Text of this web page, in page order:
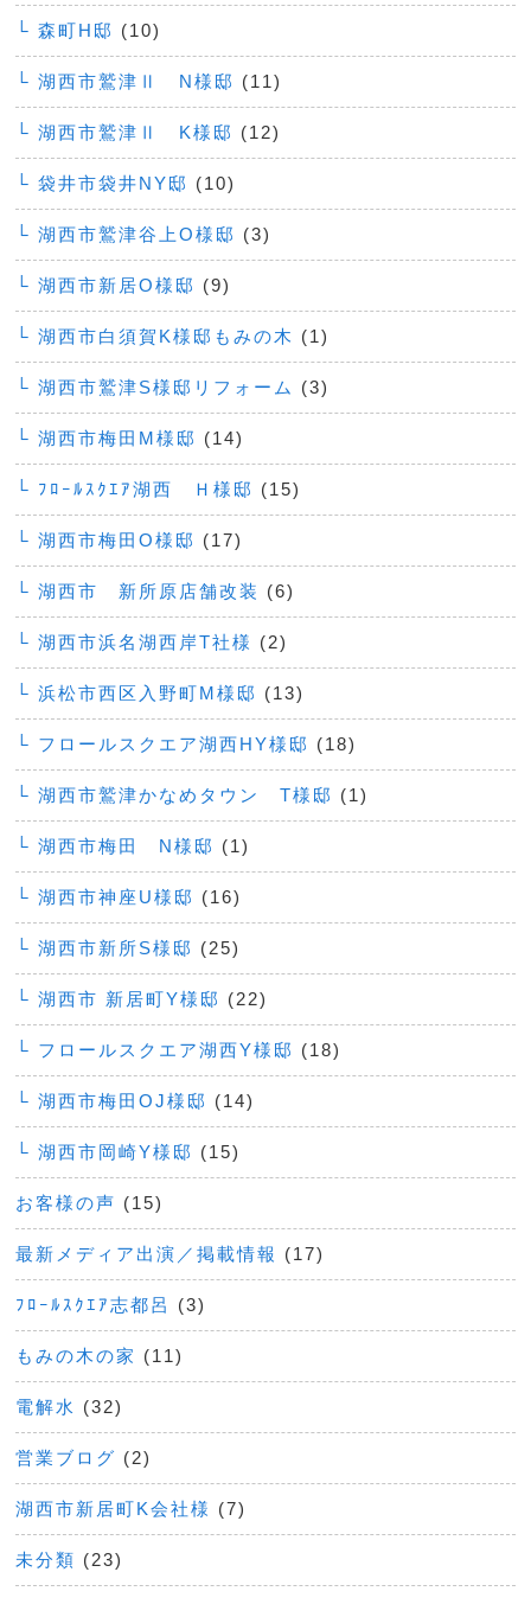
└ 森町H邸 (10)
└ 湖西市鷲津Ⅱ N様邸 (11)
└ 湖西市鷲津Ⅱ K様邸 (12)
└ 袋井市袋井NY邸 (10)
└ 湖西市鷲津谷上O様邸 (3)
└ 湖西市新居O様邸 (9)
└ 湖西市白須賀K様邸もみの木 (1)
└ 湖西市鷲津S様邸リフォーム (3)
└ 湖西市梅田M様邸 (14)
└ ﾌﾛｰﾙｽｸｴｱ湖西 Ｈ様邸 (15)
└ 湖西市梅田O様邸 (17)
└ 湖西市 新所原店舗改装 (6)
└ 湖西市浜名湖西岸T社様 (2)
└ 浜松市西区入野町M様邸 (13)
└ フロールスクエア湖西HY様邸 (18)
└ 湖西市鷲津かなめタウン T様邸 (1)
└ 湖西市梅田 N様邸 (1)
└ 湖西市神座U様邸 (16)
└ 湖西市新所S様邸 (25)
└ 湖西市 新居町Y様邸 (22)
└ フロールスクエア湖西Y様邸 (18)
└ 湖西市梅田OJ様邸 (14)
└ 湖西市岡崎Y様邸 (15)
お客様の声 (15)
最新メディア出演／掲載情報 (17)
ﾌﾛｰﾙｽｸｴｱ志都呂 (3)
もみの木の家 (11)
電解水 (32)
営業ブログ (2)
湖西市新居町K会社様 (7)
未分類 (23)